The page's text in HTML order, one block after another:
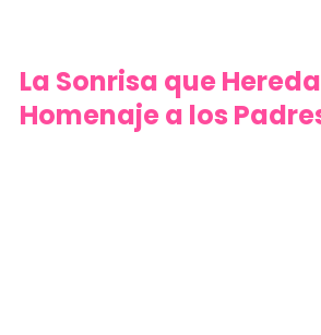
La Sonrisa que
Homenaje a los